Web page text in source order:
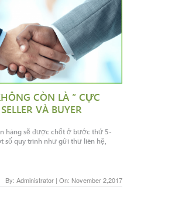
CÒN LÀ ” CỰC
VÀ BUYER
hàng sẽ được chốt ở bước thứ 5-
số quy trình như gửi thư liên hệ,
By: Administrator | On: November 2,2017